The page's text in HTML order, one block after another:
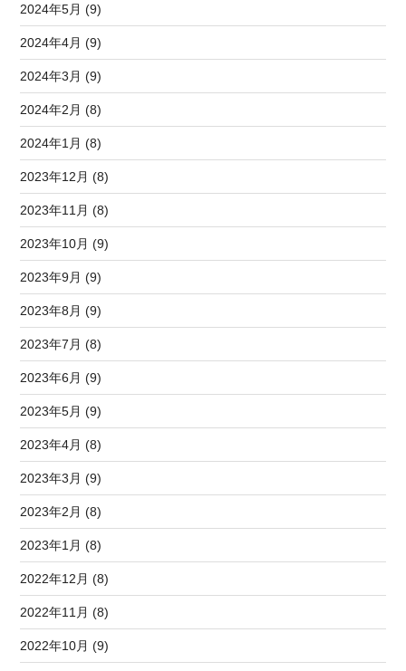
2024年5月 (9)
2024年4月 (9)
2024年3月 (9)
2024年2月 (8)
2024年1月 (8)
2023年12月 (8)
2023年11月 (8)
2023年10月 (9)
2023年9月 (9)
2023年8月 (9)
2023年7月 (8)
2023年6月 (9)
2023年5月 (9)
2023年4月 (8)
2023年3月 (9)
2023年2月 (8)
2023年1月 (8)
2022年12月 (8)
2022年11月 (8)
2022年10月 (9)